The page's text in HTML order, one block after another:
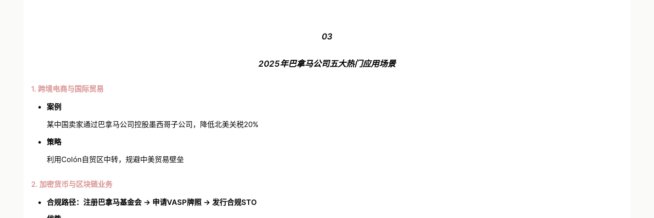
03
2025年巴拿马公司五大热门应用场景
1. 跨境电商与国际贸易
案例
某中国卖家通过巴拿马公司控股墨西哥子公司，降低北美关税20%
策略
利用Colón自贸区中转，规避中美贸易壁垒
2. 加密货币与区块链业务
合规路径： 注册巴拿马基金会 → 申请VASP牌照 → 发行合规STO